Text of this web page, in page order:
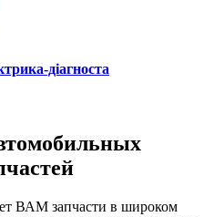
діагноста
ВАМ запчасти в широком